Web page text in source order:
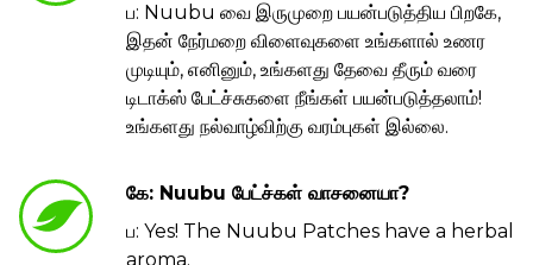
ப: Nuubu வை இருமுறை பயன்படுத்திய பிறகே,
இதன் நேர்மறை விளைவுகளை உங்களால் உணர
முடியும், எனினும், உங்களது தேவை தீரும் வரை
டிடாக்ஸ் பேட்ச்சுகளை நீங்கள் பயன்படுத்தலாம்!
உங்களது நல்வாழ்விற்கு வரம்புகள் இல்லை.
கே: Nuubu பேட்ச்கள் வாசனையா?
ப: Yes! The Nuubu Patches have a herbal
aroma.